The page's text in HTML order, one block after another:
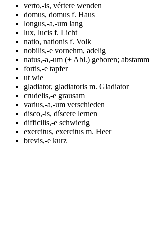
verto,-is, vértere wenden
domus, domus f. Haus
longus,-a,-um lang
lux, lucis f. Licht
natio, nationis f. Volk
nobilis,-e vornehm, adelig
natus,-a,-um (+ Abl.) geboren;
fortis,-e tapfer
ut wie
gladiator, gladiatoris m. Gladiator
crudelis,-e grausam
varius,-a,-um verschieden
disco,-is, díscere lernen
difficilis,-e schwierig
exercitus, exercitus m. Heer
brevis,-e kurz